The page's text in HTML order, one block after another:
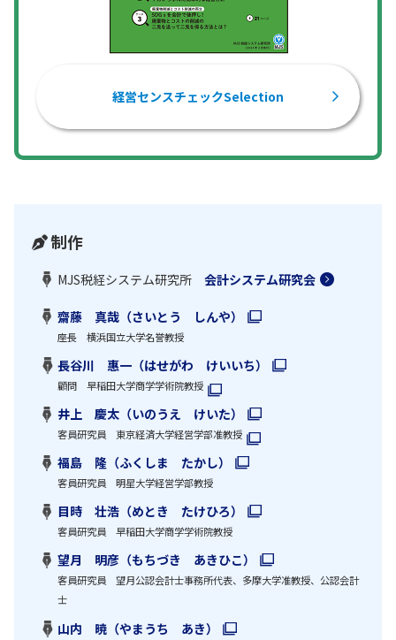
経営センスチェックSelection
制作
MJS税経システム研究所 会計システム研究会
齋藤 真哉（さいとう しんや）
座長 横浜国立大学名誉教授
長谷川 惠一（はせがわ けいいち）
顧問 早稲田大学商学学術院教授
井上 慶太（いのうえ けいた）
客員研究員 東京経済大学経営学部准教授
福島 隆（ふくしま たかし）
客員研究員 明星大学経営学部教授
目時 壮浩（めとき たけひろ）
客員研究員 早稲田大学商学学術院教授
望月 明彦（もちづき あきひこ）
客員研究員 望月公認会計士事務所代表、多摩大学准教授、公認会計
士
山内 暁（やまうち あき）